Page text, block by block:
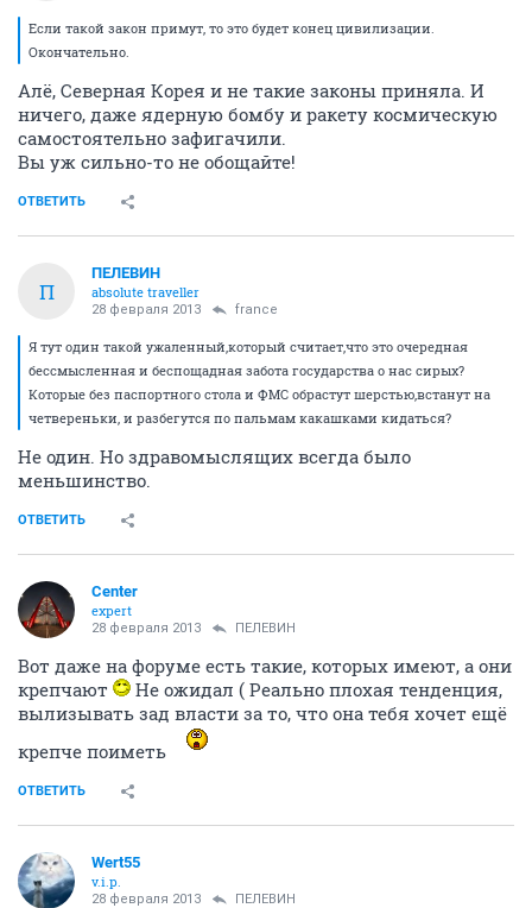
Если такой закон примут, то это будет конец цивилизации.
Окончательно.
Алё, Северная Корея и не такие законы приняла. И
ничего, даже ядерную бомбу и ракету космическую
самостоятельно зафигачили.
Вы уж сильно-то не обощайте!
ОТВЕТИТЬ
П
ПЕЛЕВИН
absolute traveller
28 февраля 2013 france
Я тут один такой ужаленный,который считает,что это очередная
бессмысленная и беспощадная забота государства о нас сирых?
Которые без паспортного стола и ФМС обрастут шерстью,встанут на
четвереньки, и разбегутся по пальмам какашками кидаться?
Не один. Но здравомыслящих всегда было
меньшинство.
ОТВЕТИТЬ
Center
expert
28 февраля 2013 ПЕЛЕВИН
Вот даже на форуме есть такие, которых имеют, а они
крепчают
Не ожидал ( Реально плохая тенденция,
вылизывать зад власти за то, что она тебя хочет ещё
крепче поиметь
ОТВЕТИТЬ
Wert55
v.i.p.
28 февраля 2013 ПЕЛЕВИН